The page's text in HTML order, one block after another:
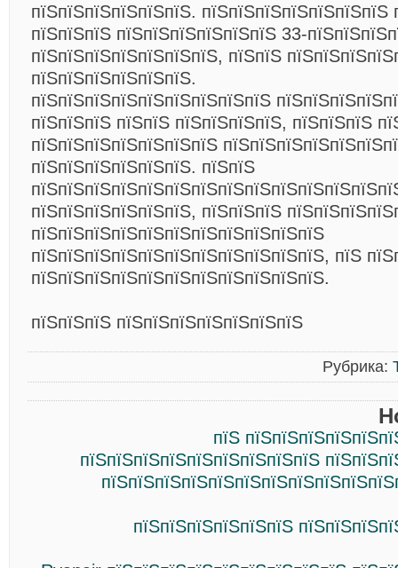
пїЅпїЅпїЅпїЅпїЅпїЅ. пїЅпїЅпїЅпїЅпїЅпїЅпїЅ
пїЅпїЅпїЅ пїЅпїЅпїЅпїЅпїЅпїЅ 33-
пїЅпїЅпїЅпїЅпїЅпїЅпїЅ, пїЅпїЅ
пїЅпїЅпїЅпїЅпїЅпїЅ.
пїЅпїЅпїЅпїЅпїЅпїЅпїЅпїЅпїЅ
пїЅпїЅпїЅ пїЅпїЅ пїЅпїЅпїЅпїЅ, пїЅпїЅпїЅ
пїЅпїЅпїЅпїЅпїЅпїЅпїЅ
пїЅпїЅпїЅпїЅпїЅпїЅ. пїЅпїЅ
пїЅпїЅпїЅпїЅпїЅпїЅ, пїЅпїЅпїЅ
пїЅпїЅпїЅпїЅпїЅпїЅпїЅпїЅпїЅпїЅпїЅ
пїЅпїЅпїЅпїЅпїЅпїЅпїЅпїЅпїЅпїЅпїЅ, пїЅ
пїЅпїЅпїЅпїЅпїЅпїЅпїЅпїЅпїЅпїЅпїЅ.
пїЅпїЅпїЅ пїЅпїЅпїЅпїЅпїЅпїЅпїЅ
Рубрика:
пїЅ
пїЅпїЅпїЅпїЅпїЅпїЅпїЅпїЅпїЅ
пїЅпїЅпїЅпїЅпїЅпїЅ